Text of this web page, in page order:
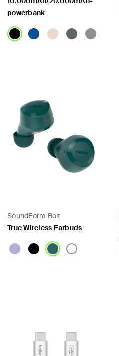
powerbank
SoundForm Bolt
True Wireless Earbuds